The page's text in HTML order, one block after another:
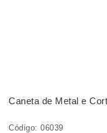
Caneta de Metal e
Código: 06039